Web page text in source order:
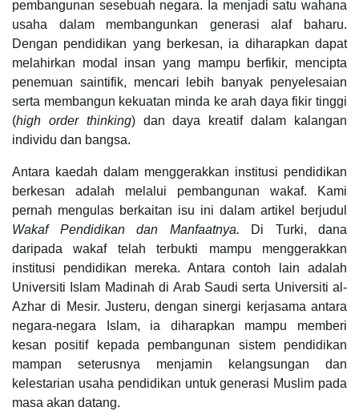
pembangunan sesebuah negara. Ia menjadi satu wahana
usaha dalam membangunkan generasi alaf baharu.
Dengan pendidikan yang berkesan, ia diharapkan dapat
melahirkan modal insan yang mampu berfikir, mencipta
penemuan saintifik, mencari lebih banyak penyelesaian
serta membangun kekuatan minda ke arah daya fikir tinggi
(high order thinking) dan daya kreatif dalam kalangan
individu dan bangsa.
Antara kaedah dalam menggerakkan institusi pendidikan
berkesan adalah melalui pembangunan wakaf. Kami
pernah mengulas berkaitan isu ini dalam artikel berjudul
Wakaf Pendidikan dan Manfaatnya.
Di Turki, dana
daripada wakaf telah terbukti mampu menggerakkan
institusi pendidikan mereka. Antara contoh lain adalah
Universiti Islam Madinah di Arab Saudi serta Universiti al-
Azhar di Mesir. Justeru, dengan sinergi kerjasama antara
negara-negara Islam, ia diharapkan mampu memberi
kesan positif kepada pembangunan sistem pendidikan
mampan seterusnya menjamin kelangsungan dan
kelestarian usaha pendidikan untuk generasi Muslim pada
masa akan datang.